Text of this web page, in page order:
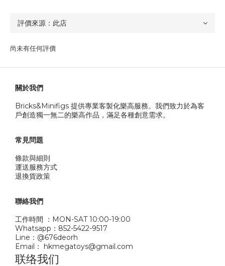
尚未有任何評價
關於我們
Bricks&Minifigs 提供專業客製化樂高服務。我們致力於為客
戶創造獨一無二的樂高作品，滿足各種創意需求。
常見問題
條款與細則
運送服務方式
退換貨政策
聯絡我們
工作時間 ：MON-SAT 10:00-19:00
Whatsapp：852-5422-9517
Line：@676deorh
Email： hkmegatoys@gmail.com
联络我们